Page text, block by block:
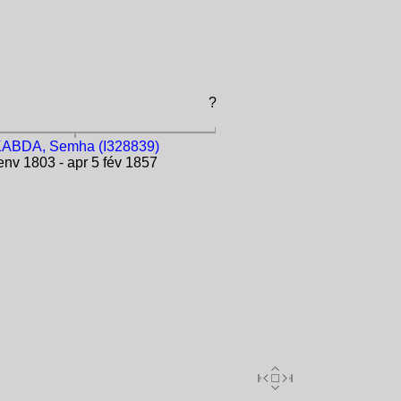
?
Semha (I328839)
1803 - apr 5 fév 1857